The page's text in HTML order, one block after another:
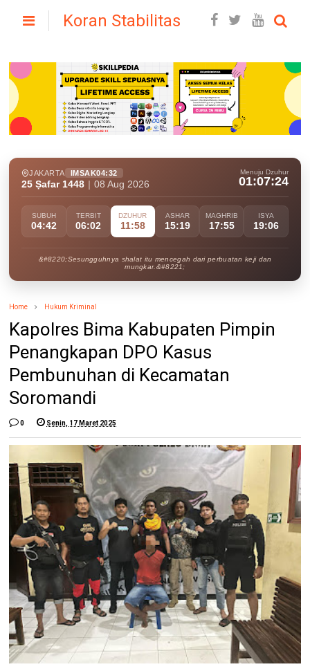
Koran Stabilitas
JAKARTA IMSAK04:32
25 Ṣafar 1448 08 Aug 2026
Menuju Dzuhur
01:07:22
SUBUH
04:42
TERBIT
06:02
DZUHUR
11:58
ASHAR
15:19
MAGHRIB
17:55
ISYA
19:06
&#8220;Sesungguhnya shalat itu mencegah dari perbuatan keji dan
mungkar.&#8221;
Home Hukum Kriminal
Kapolres Bima Kabupaten Pimpin
Penangkapan DPO Kasus
Pembunuhan di Kecamatan
Soromandi
0 Senin, 17 Maret 2025